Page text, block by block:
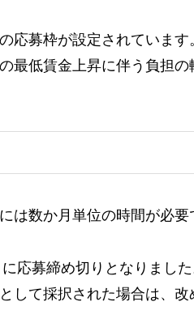
応募枠が設定されていま
最低賃金上昇に伴う負担
は数か月単位の時間が必要
応募締め切りとなりまし
して採択された場合は、改